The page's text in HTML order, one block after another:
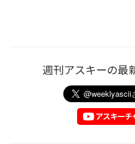
週刊アスキーの最